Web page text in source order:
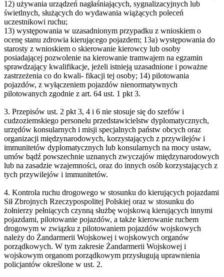
12) używania urządzeń nagłaśniających, sygnalizacyjnych lub
świetlnych, służących do wydawania wiążących poleceń
uczestnikowi ruchu;
13) występowania w uzasadnionym przypadku z wnioskiem o
ocenę stanu zdrowia kierującego pojazdem; 13a) występowania do
starosty z wnioskiem o skierowanie kierowcy lub osoby
posiadającej pozwolenie na kierowanie tramwajem na egzamin
sprawdzający kwalifikacje, jeżeli istnieją uzasadnione i poważne
zastrzeżenia co do kwali- fikacji tej osoby; 14) pilotowania
pojazdów, z wyłączeniem pojazdów nienormatywnych
pilotowanych zgodnie z art. 64 ust. 1 pkt 3.
3. Przepisów ust. 2 pkt 3, 4 i 6 nie stosuje się do szefów i
cudzoziemskiego personelu przedstawicielstw dyplomatycznych,
urzędów konsularnych i misji specjalnych państw obcych oraz
organizacji międzynarodowych, korzystających z przywilejów i
immunitetów dyplomatycznych lub konsularnych na mocy ustaw,
umów bądź powszechnie uznanych zwyczajów międzynarodowych
lub na zasadzie wzajemności, oraz do innych osób korzystających z
tych przywilejów i immunitetów.
4. Kontrola ruchu drogowego w stosunku do kierujących pojazdami
Sił Zbrojnych Rzeczypospolitej Polskiej oraz w stosunku do
żołnierzy pełniących czynną służbę wojskową kierujących innymi
pojazdami, pilotowanie pojazdów, a także kierowanie ruchem
drogowym w związku z pilotowaniem pojazdów wojskowych
należy do Żandarmerii Wojskowej i wojskowych organów
porządkowych. W tym zakresie Żandarmerii Wojskowej i
wojskowym organom porządkowym przysługują uprawnienia
policjantów określone w ust. 2.